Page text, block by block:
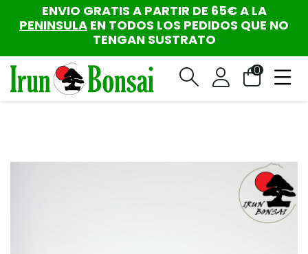
ENVIO GRATIS A PARTIR DE 65€ A LA
PENINSULA EN TODOS LOS PEDIDOS QUE NO
TENGAN SUSTRATO
0